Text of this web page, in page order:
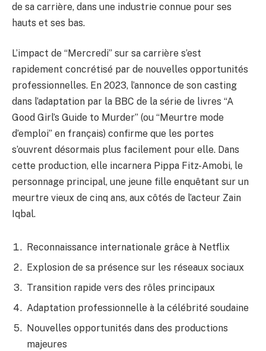
de sa carrière, dans une industrie connue pour ses
hauts et ses bas.
L’impact de “Mercredi” sur sa carrière s’est
rapidement concrétisé par de nouvelles opportunités
professionnelles. En 2023, l’annonce de son casting
dans l’adaptation par la BBC de la série de livres “A
Good Girl’s Guide to Murder” (ou “Meurtre mode
d’emploi” en français) confirme que les portes
s’ouvrent désormais plus facilement pour elle. Dans
cette production, elle incarnera Pippa Fitz-Amobi, le
personnage principal, une jeune fille enquêtant sur un
meurtre vieux de cinq ans, aux côtés de l’acteur Zain
Iqbal.
Reconnaissance internationale grâce à Netflix
Explosion de sa présence sur les réseaux sociaux
Transition rapide vers des rôles principaux
Adaptation professionnelle à la célébrité soudaine
Nouvelles opportunités dans des productions
majeures